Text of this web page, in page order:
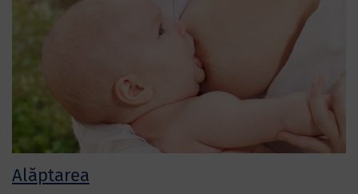
Alăptarea